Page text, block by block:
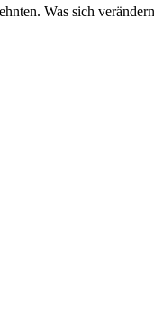
Was sich